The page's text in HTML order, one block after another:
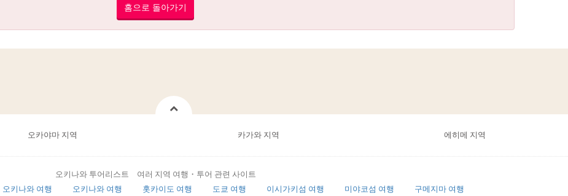
홈으로 돌아가기
오카야마 지역 카가와 지역 에히메 지역
오키나와 투어리스트 여러 지역 여행・투어 관련 사이트
오키나와 여행 오키나와 여행 홋카이도 여행 도쿄 여행 이시가키섬 여행 미야코섬 여행 구메지마 여행